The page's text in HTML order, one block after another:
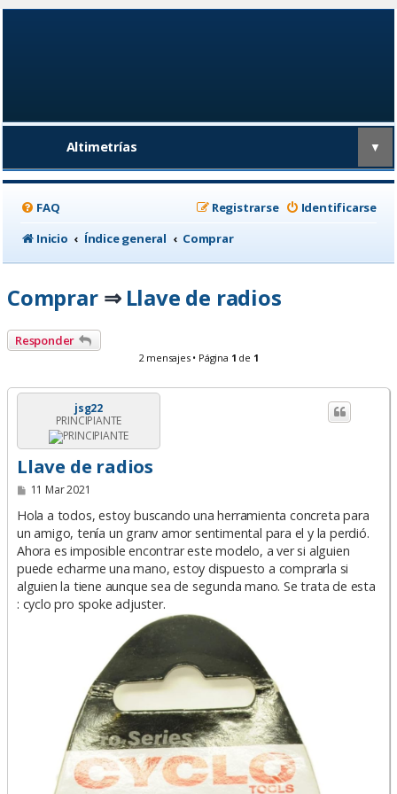
Altimetrías ▼
FAQ Identificarse
Registrarse
Inicio
Índice general Comprar
Comprar⇒ Llave de radios
Responder
2 mensajes • Página 1 de 1
jsg22
PRINCIPIANTE
Llave de radios
M
n
a
j
e
11 Mar 2021
Hola a todos, estoy buscando una herramienta concreta para
un amigo, tenía un granv amor sentimental para el y la perdió.
Ahora es imposible encontrar este modelo, a ver si alguien
puede echarme una mano, estoy dispuesto a comprarla si
alguien la tiene aunque sea de segunda mano. Se trata de esta
: cyclo pro spoke adjuster.